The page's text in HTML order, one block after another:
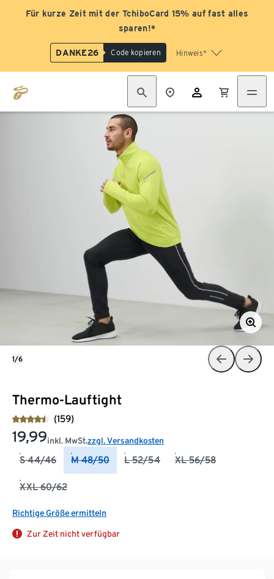
Für kurze Zeit mit der TchiboCard 15% auf fast alles
sparen!*
DANKE26 Code kopieren Hinweis*
Thermo-Lauftight
(159)
19,99inkl. MwSt.zzgl. Versandkosten
S 44/46 M 48/50 L 52/54 XL 56/58
XXL 60/62
Richtige Größe ermitteln
Zur Zeit nicht verfügbar
1/6